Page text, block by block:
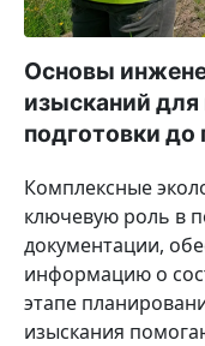
Основы
изысканий для
подготовки до
Комплексные
ключевую роль в
документации,
информацию о
этапе
изыскания